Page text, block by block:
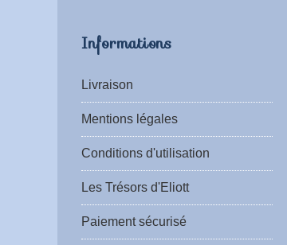
Informations
Livraison
Mentions légales
Conditions d'utilisation
Les Trésors d'Eliott
Paiement sécurisé